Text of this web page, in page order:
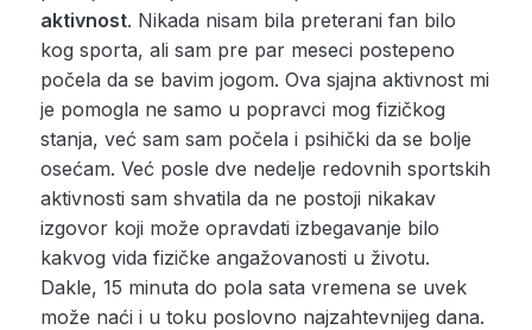
aktivnost. Nikada nisam bila preterani fan bilo
kog sporta, ali sam pre par meseci postepeno
počela da se bavim jogom. Ova sjajna aktivnost mi
je pomogla ne samo u popravci mog fizičkog
stanja, već sam sam počela i psihički da se bolje
osećam. Već posle dve nedelje redovnih sportskih
aktivnosti sam shvatila da ne postoji nikakav
izgovor koji može opravdati izbegavanje bilo
kakvog vida fizičke angažovanosti u životu.
Dakle, 15 minuta do pola sata vremena se uvek
može naći i u toku poslovno najzahtevnijeg dana.